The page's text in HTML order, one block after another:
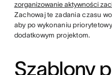
zorganizowanie aktywności
Zachowaj te zadania czasu
aby po wykonaniu
dodatkowym projektom.
Szablony